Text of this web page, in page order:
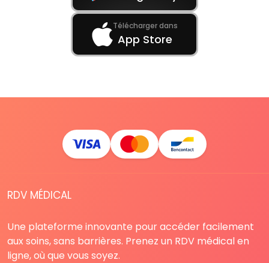
Télécharger dans
App Store
RDV MÉDICAL
Une plateforme innovante pour accéder facilement
aux soins, sans barrières. Prenez un RDV médical en
ligne, où que vous soyez.